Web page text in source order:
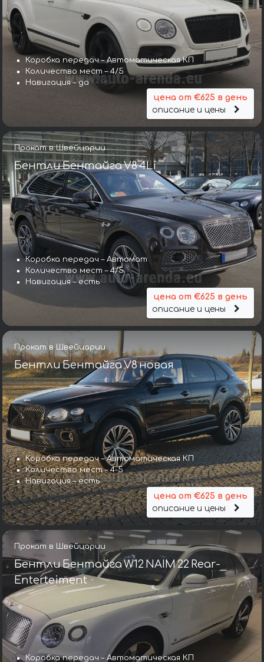
Коробка передач – Автоматическая КП
Количество мест – 4/5
Навигация – да
цена от €625 в день
описание и цены
Прокат в Швейцарии
Бентли Бентайга V8 4Li
Коробка передач – Автомат
Количество мест – 4/5
Навигация – есть
цена от €625 в день
описание и цены
Прокат в Швейцарии
Бентли Бентайга V8 новая
Коробка передач – Автоматическая КП
Количество мест – 4-5
Навигация – есть
цена от €625 в день
описание и цены
Прокат в Швейцарии
Бентли Бентайга W12 NAIM 22 Rear-
Enterteiment
Коробка передач – Автоматическая КП